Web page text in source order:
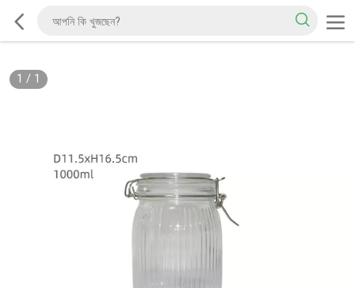
1 / 1